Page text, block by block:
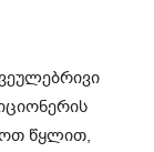
წყლით,